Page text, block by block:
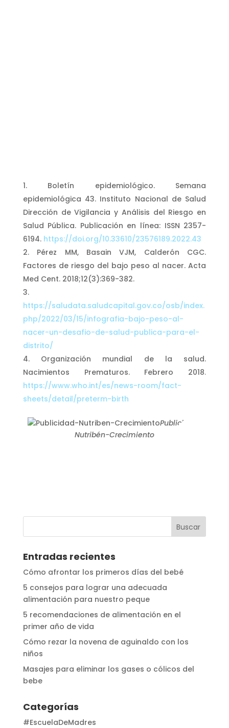
Boletín epidemiológico. Semana
epidemiológica 43. Instituto Nacional de Salud
Dirección de Vigilancia y Análisis del Riesgo en
Salud Pública. Publicación en línea: ISSN 2357-
6194. https://doi.org/10.33610/23576189.2022.43
Pérez MM, Basain VJM, Calderón CGC.
Factores de riesgo del bajo peso al nacer. Acta
Med Cent. 2018;12(3):369-382.
https://saludata.saludcapital.gov.co/osb/index.
php/2022/03/15/infografia-bajo-peso-al-
nacer-un-desafio-de-salud-publica-para-el-
distrito/
Organización mundial de la salud.
Nacimientos Prematuros. Febrero 2018.
https://www.who.int/es/news-room/fact-
sheets/detail/preterm-birth
Publicidad-
Nutribén-Crecimiento
Entradas recientes
Cómo afrontar los primeros días del bebé
5 consejos para lograr una adecuada
alimentación para nuestro peque
5 recomendaciones de alimentación en el
primer año de vida
Cómo rezar la novena de aguinaldo con los
niños
Masajes para eliminar los gases o cólicos del
bebe
Categorías
#EscuelaDeMadres